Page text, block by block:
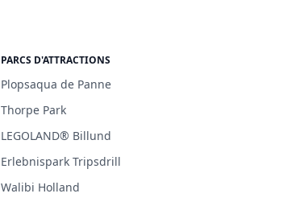
PARCS D'ATTRACTIONS
Plopsaqua de Panne
Thorpe Park
LEGOLAND® Billund
Erlebnispark Tripsdrill
Walibi Holland